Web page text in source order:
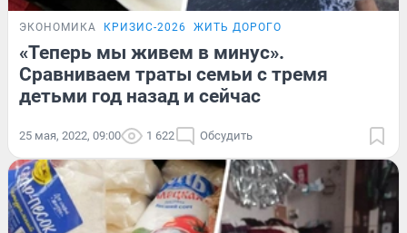
ЭКОНОМИКА КРИЗИС-2026 ЖИТЬ ДОРОГО
«Теперь мы живем в минус».
Сравниваем траты семьи с тремя
детьми год назад и сейчас
25 мая, 2022, 09:00 1 622 Обсудить